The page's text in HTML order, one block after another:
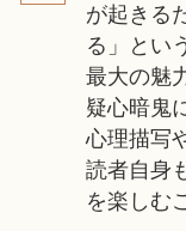
が起きる
る」とい
最大の魅
疑心暗鬼
心理描写
読者自身
を楽しむ